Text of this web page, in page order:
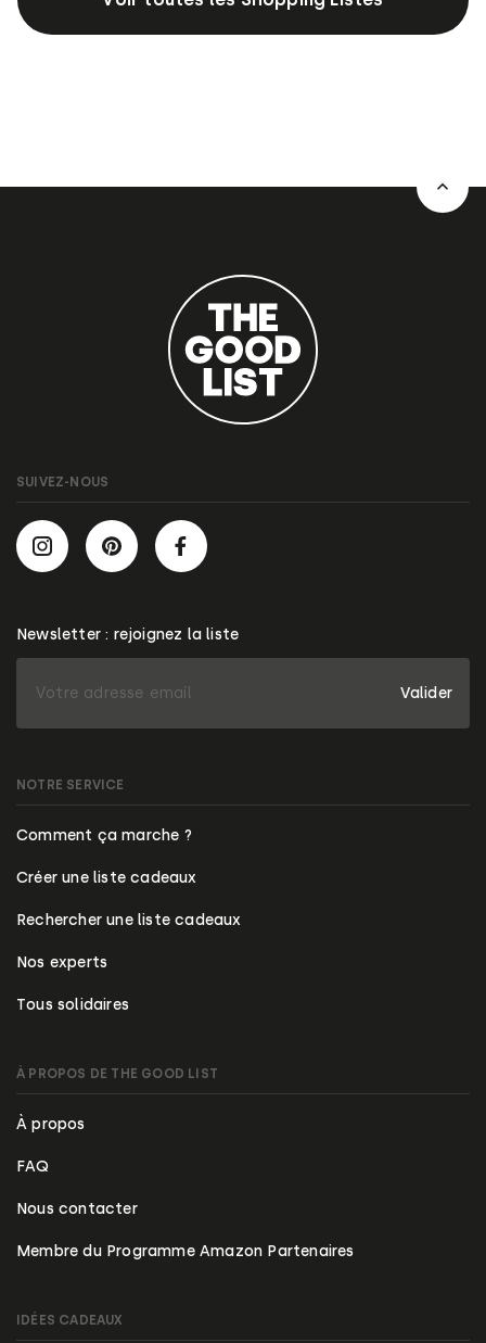
NOTRE SERVICE
Comment ça marche ?
Créer une liste cadeaux
Rechercher une liste cadeaux
Nos experts
Tous solidaires
À PROPOS DE THE GOOD LIST
À propos
FAQ
Nous contacter
Membre du Programme Amazon Partenaires
SUIVEZ-NOUS
Newsletter : rejoignez la liste
Valider
IDÉES CADEAUX